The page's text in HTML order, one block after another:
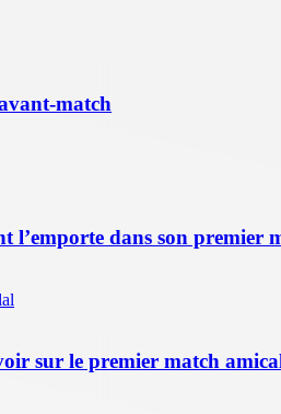
match
l’emporte dans son premier
sur le premier match